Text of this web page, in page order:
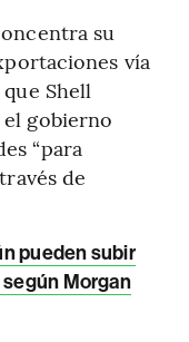
su
vía
Shell
gobierno
“para
de
pueden subir
Morgan